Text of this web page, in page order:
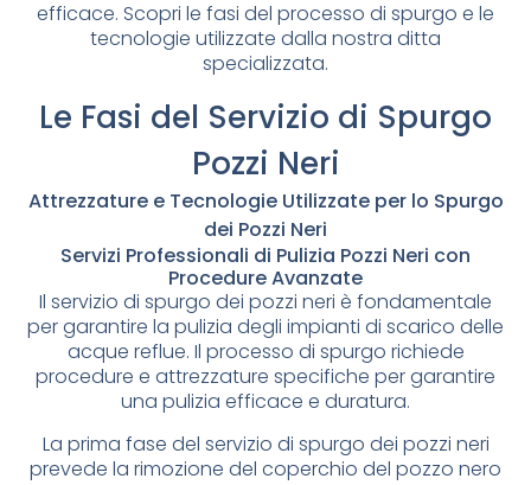
efficace. Scopri le fasi del processo di spurgo e le
tecnologie utilizzate dalla nostra ditta
specializzata.
Le Fasi del Servizio di Spurgo
Pozzi Neri
Attrezzature e Tecnologie Utilizzate per lo Spurgo
dei Pozzi Neri
Servizi Professionali di Pulizia Pozzi Neri con
Procedure Avanzate
Il servizio di spurgo dei pozzi neri è fondamentale
per garantire la pulizia degli impianti di scarico delle
acque reflue. Il processo di spurgo richiede
procedure e attrezzature specifiche per garantire
una pulizia efficace e duratura.
La prima fase del servizio di spurgo dei pozzi neri
prevede la rimozione del coperchio del pozzo nero